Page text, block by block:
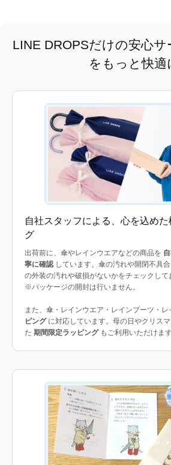
LINE DROPSだけの安心サ
をもっと快適
自社スタッフによる、心を込め
グ
出荷前に、傘やレインウエアなどの商品を
寧に確認 しています。傘の汚れや開閉不具
の外装の汚れや破損がないかをチェックして
※パッケージの開封は行いません。
また、傘・レインウエア・レインブーツ・
ピングに対応しています。母の日やクリス
た 期間限定ラッピングもご利用いただけます